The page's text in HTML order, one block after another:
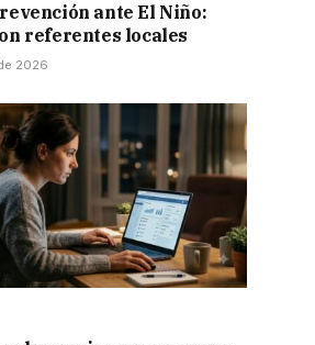
ante El Niño:
referentes locales
2026